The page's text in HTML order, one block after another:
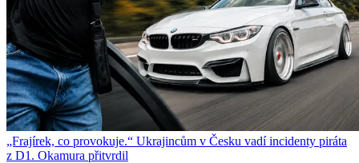
„Frajírek, co provokuje.“ Ukrajincům v Česku vadí incidenty piráta
z D1. Okamura přitvrdil